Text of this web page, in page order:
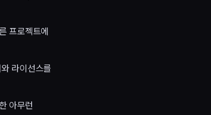
프로젝트에
라이선스를
아무런